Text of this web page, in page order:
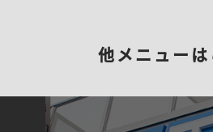
他メニューは